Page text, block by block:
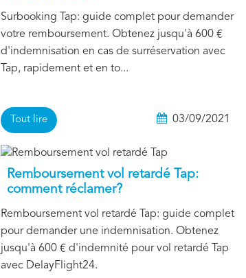
Surbooking Tap: guide complet pour demander
votre remboursement. Obtenez jusqu'à 600 €
d'indemnisation en cas de surréservation avec
Tap, rapidement et en to...
Tout lire 03/09/2021
Remboursement vol retardé Tap:
comment réclamer?
Remboursement vol retardé Tap: guide complet
pour demander une indemnisation. Obtenez
jusqu'à 600 € d'indemnité pour vol retardé Tap
avec DelayFlight24.